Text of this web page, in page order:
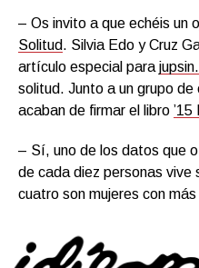
– Os invito a que echéis un
Solitud. Silvia Edo y Cruz
artículo especial para
solitud. Junto a un grupo
acaban de firmar el libro ’15
– Sí, uno de los datos que
de cada diez personas vive
cuatro son mujeres con